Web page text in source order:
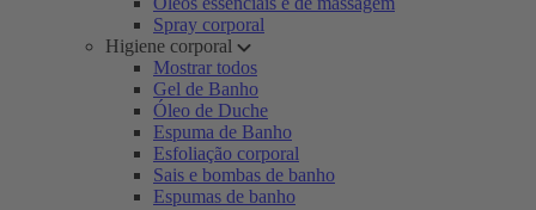
Spray corporal
Higiene corporal
Mostrar todos
Gel de Banho
Óleo de Duche
Espuma de Banho
Esfoliação corporal
Sais e bombas de banho
Espumas de banho